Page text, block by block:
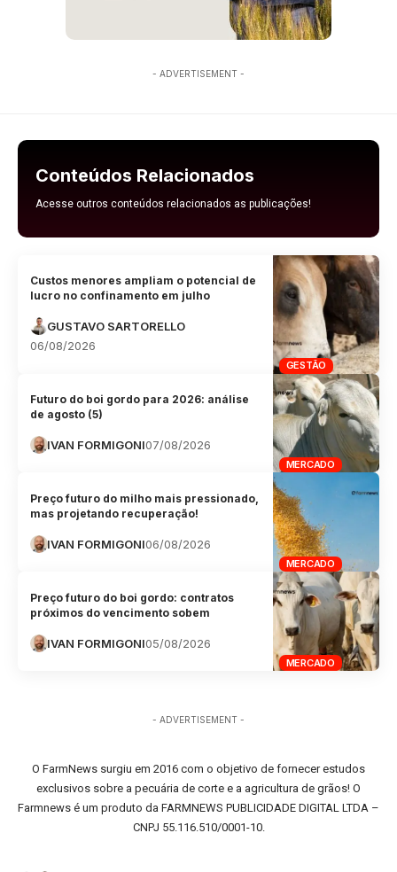
- ADVERTISEMENT -
Conteúdos Relacionados
Acesse outros conteúdos relacionados as publicações!
GESTÃO
Custos menores ampliam o potencial de
lucro no confinamento em julho
GUSTAVO SARTORELLO
06/08/2026
MERCADO
Futuro do boi gordo para 2026: análise
de agosto (5)
IVAN FORMIGONI07/08/2026
MERCADO
Preço futuro do milho mais pressionado,
mas projetando recuperação!
IVAN FORMIGONI06/08/2026
MERCADO
Preço futuro do boi gordo: contratos
próximos do vencimento sobem
IVAN FORMIGONI05/08/2026
- ADVERTISEMENT -
O FarmNews surgiu em 2016 com o objetivo de fornecer estudos
exclusivos sobre a pecuária de corte e a agricultura de grãos! O
Farmnews é um produto da FARMNEWS PUBLICIDADE DIGITAL LTDA –
CNPJ 55.116.510/0001-10.